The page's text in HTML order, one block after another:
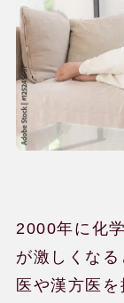
2000年に化
が激しくな
医や漢方医